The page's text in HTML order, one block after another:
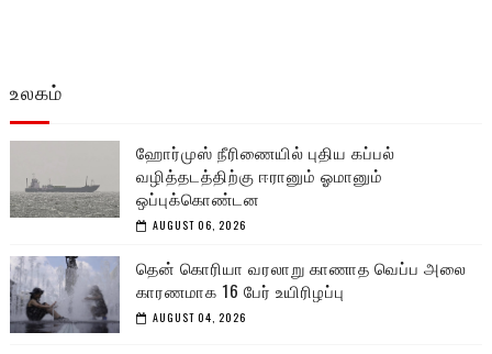
உலகம்
ஹோர்முஸ் நீரிணையில் புதிய கப்பல்
வழித்தடத்திற்கு ஈரானும் ஓமானும்
ஒப்புக்கொண்டன
AUGUST 06, 2026
தென் கொரியா வரலாறு காணாத வெப்ப அலை
காரணமாக 16 பேர் உயிரிழப்பு
AUGUST 04, 2026